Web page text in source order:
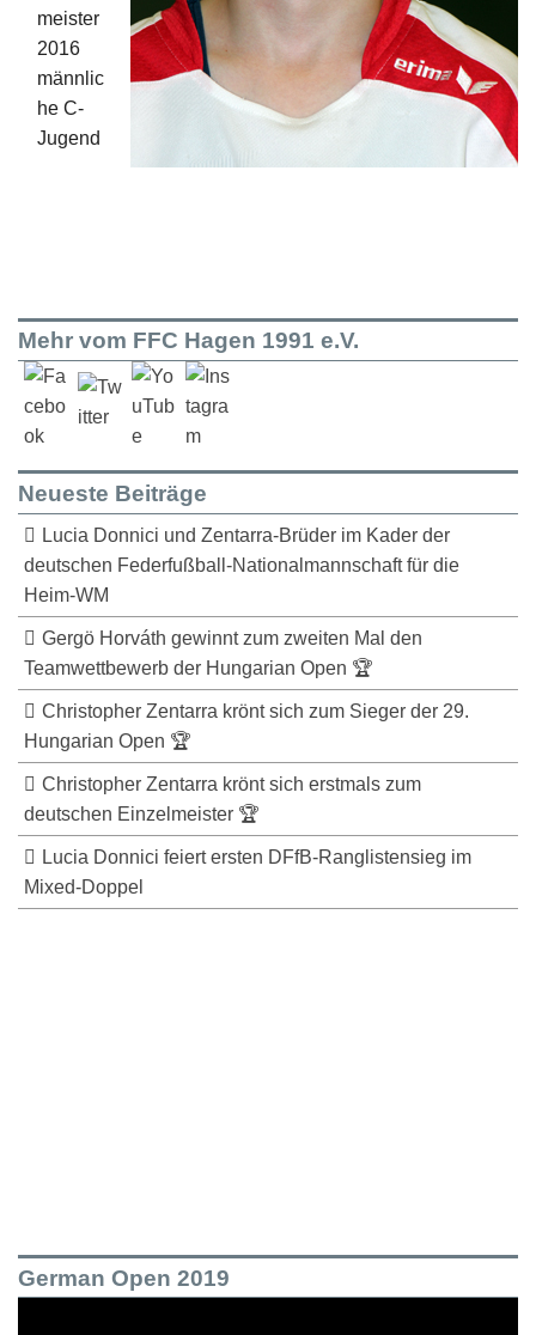
meister
2016
männlic
he C-
Jugend
Mehr vom FFC Hagen 1991 e.V.
Neueste Beiträge
Lucia Donnici und Zentarra-Brüder im Kader der
deutschen Federfußball-Nationalmannschaft für die
Heim-WM
Gergö Horváth gewinnt zum zweiten Mal den
Teamwettbewerb der Hungarian Open 🏆
Christopher Zentarra krönt sich zum Sieger der 29.
Hungarian Open 🏆
Christopher Zentarra krönt sich erstmals zum
deutschen Einzelmeister 🏆
Lucia Donnici feiert ersten DFfB-Ranglistensieg im
Mixed-Doppel
German Open 2019